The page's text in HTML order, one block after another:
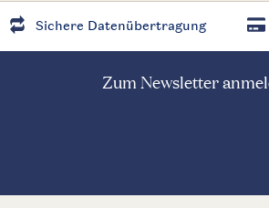
Sichere Datenübertragung
Zum Newsletter